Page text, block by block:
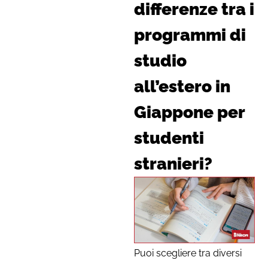
differenze tra i
programmi di
studio
all’estero in
Giappone per
studenti
stranieri?
Puoi scegliere tra diversi